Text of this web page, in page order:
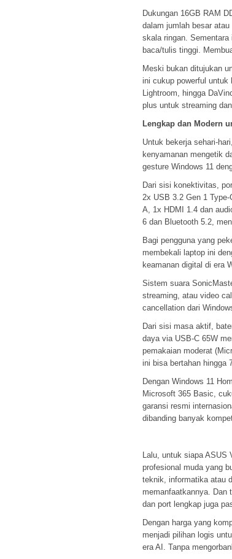
Dukungan 16GB RAM
dalam jumlah besar
skala ringan.
baca/tulis tinggi.
Meski bukan ditujukan
ini cukup powerful
Lightroom, hingga
plus untuk streaming
Lengkap dan Modern
Untuk bekerja sehari-
kenyamanan mengetik
gesture Windows 11
Dari sisi konektivitas,
2x USB 3.2 Gen 1
A, 1x HDMI 1.4 dan
6 dan Bluetooth 5.2,
Bagi pengguna yang
membekali laptop ini
keamanan digital di era
Sistem suara
streaming, atau video
cancellation dari
Dari sisi masa aktif,
daya via USB-C 65W
pemakaian moderat
ini bisa bertahan hingga
Dengan Windows 11
Microsoft 365 Basic,
garansi resmi
dibanding banyak
Lalu, untuk siapa ASUS
profesional muda yang
teknik, informatika atau
memanfaatkannya. Dan
dan port lengkap juga
Dengan harga yang
menjadi pilihan logis
era AI. Tanpa